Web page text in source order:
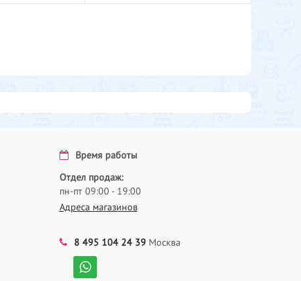
Время работы
Отдел продаж:
пн-пт 09:00 - 19:00
Адреса магазинов
8 495 104 24 39Москва